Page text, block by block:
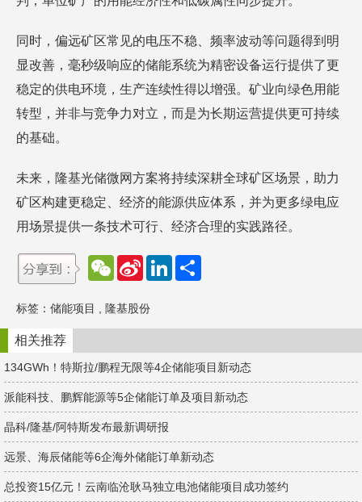
同时，偏远矿区常见的电压不稳、频率波动等问题得到明
显改善，毫秒级响应的储能系统为精密设备运行提供了更
稳定的供电环境，生产连续性得以增强。矿业向绿色用能
转型，并非与竞争力对立，而是为长期运营提供更可持续
的基础。
未来，隆基光储微网方案将持续深耕全球矿区场景，助力
矿区构建更稳定、经济的能源供应体系，并为更多绿电应
用场景提供一条技术可行、经济合理的实践路径。
W
e
h
a
t
S
W
e
b
o
L
d
n
标签： 储能项目 隆基股份
相关推荐
134GWh！特斯拉/鹏程无限等4企储能项目新动态
派能科技、鹏辉能源等5企储能订单及项目新动态
晶科/隆基/阿特斯发布最新调研报
远景、海辰储能等6企海外储能订单新动态
总投资15亿元！云南临沧耿马独立电池储能项目成功签约